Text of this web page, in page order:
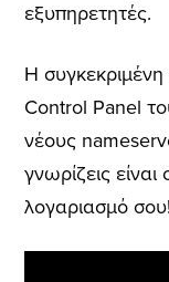
εξυπηρετητές.
Η συγκεκριμένη
Control Panel
νέους
γνωρίζεις
λογαριασμό